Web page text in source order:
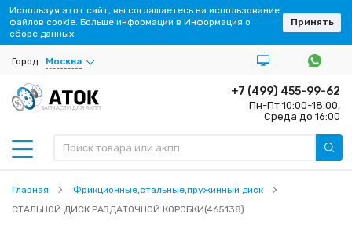
Город Москва
ЗАПЧАСТИ ДЛЯ АКПП
+7 (499) 455-99-62
Пн-Пт 10:00-18:00,
Среда до 16:00
Главная
Фрикционные,стальные,пружинный диск
СТАЛЬНОЙ ДИСК РАЗДАТОЧНОЙ КОРОБКИ(465138)
Используя этот сайт, вы соглашаетесь на использование
файлов cookie. Больше информации в Информация о
сборе данных
Принять